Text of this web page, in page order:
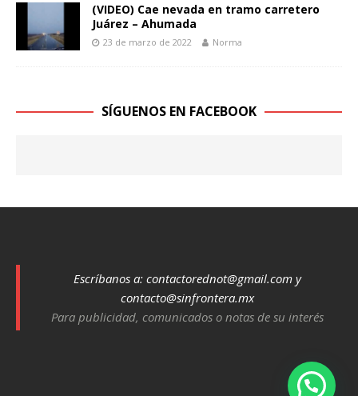
(VIDEO) Cae nevada en tramo carretero
Juárez – Ahumada
23 de marzo de 2022 Norma
SÍGUENOS EN FACEBOOK
Escríbanos a: contactorednot@gmail.comy
contacto@sinfrontera.mx
Para publicidad, comunicados o notas de su interés